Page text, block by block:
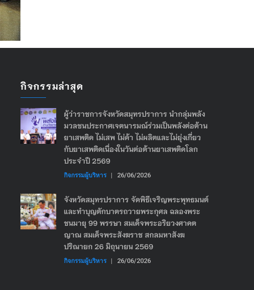
กิจกรรมล่าสุด
ผู้ว่าราชการจังหวัดสมุทรปราการ นำกลุ่มพลัง
มวลชนประกาศเจตนารมณ์ร่วมเป็นพลังต่อต้าน
ยาเสพติด ไม่เสพ ไม่ค้า ไม่ผลิตและไม่ยุ่งเกี่ยว
กับยาเสพติดเนื่องในวันต่อต้านยาเสพติดโลก
ประจำปี 2569
กิจกรรมผู้บริหาร | 26/06/2026
จังหวัดสมุทรปราการ จัดพิธีเจริญพระพุทธมนต์
และทำบุญตักบาตรถวายพระกุศล ฉลองพระ
ชนมายุ 99 พรรษา สมเด็จพระอริยวงศาคต
ญาณ สมเด็จพระสังฆราช สกลมหาสังฆ
ปริณายก 26 มิถุนายน 2569
กิจกรรมผู้บริหาร | 26/06/2026